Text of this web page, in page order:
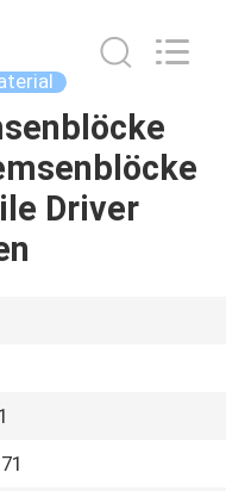
Driver